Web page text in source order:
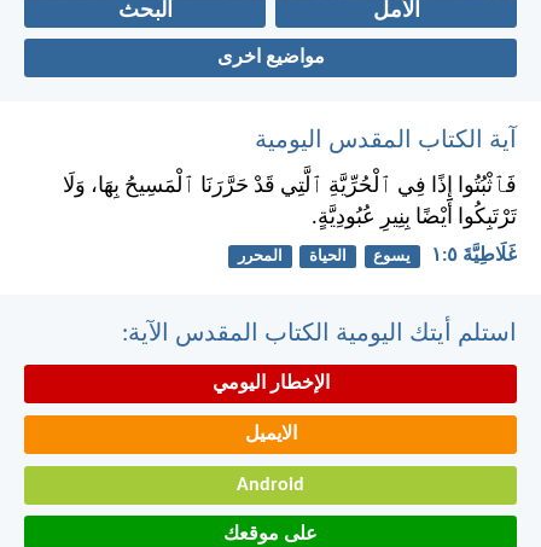
الأمل البحث
مواضيع اخرى
آية الكتاب المقدس اليومية
فَٱثْبُتُوا إِذًا فِي ٱلْحُرِّيَّةِ ٱلَّتِي قَدْ حَرَّرَنَا ٱلْمَسِيحُ بِهَا، وَلَا
تَرْتَبِكُوا أَيْضًا بِنِيرِ عُبُودِيَّةٍ.
غَلَاطِيَّةَ ٥:‏١ يسوع الحياة المحرر
استلم أيتك اليومية الكتاب المقدس الآية:
الإخطار اليومي
الايميل
Android
على موقعك